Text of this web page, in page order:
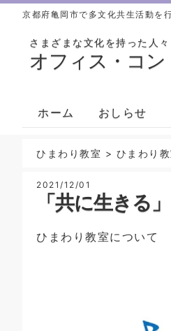
京都府亀岡市で多文化共生活動を
さまざまな文化を持った人
オフィス・コン
ホーム おしらせ
ひまわり教室 > ひまわり
2021/12/01
「共に生きる
ひまわり教室について